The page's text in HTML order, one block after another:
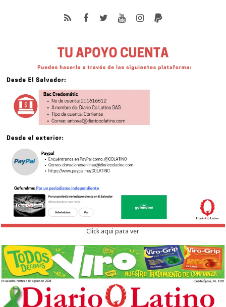
Click aqui para ver